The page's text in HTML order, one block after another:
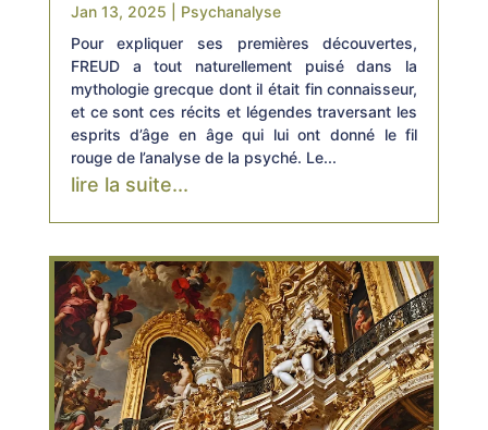
Jan 13, 2025
Psychanalyse
Pour expliquer ses premières découvertes,
FREUD a tout naturellement puisé dans la
mythologie grecque dont il était fin connaisseur,
et ce sont ces récits et légendes traversant les
esprits d’âge en âge qui lui ont donné le fil
rouge de l’analyse de la psyché. Le...
lire la suite...